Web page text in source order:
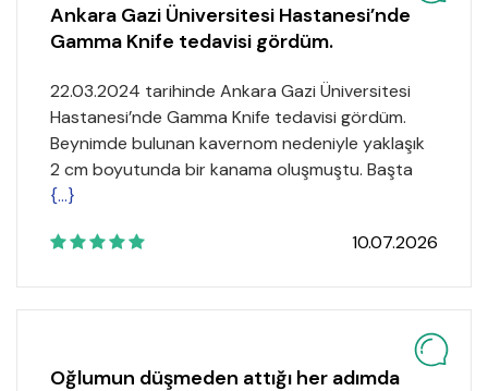
Ankara Gazi Üniversitesi Hastanesi’nde
Gamma Knife tedavisi gördüm.
22.03.2024 tarihinde Ankara Gazi Üniversitesi
Hastanesi’nde Gamma Knife tedavisi gördüm.
Beynimde bulunan kavernom nedeniyle yaklaşık
2 cm boyutunda bir kanama oluşmuştu. Başta
{...}
10.07.2026
Oğlumun düşmeden attığı her adımda